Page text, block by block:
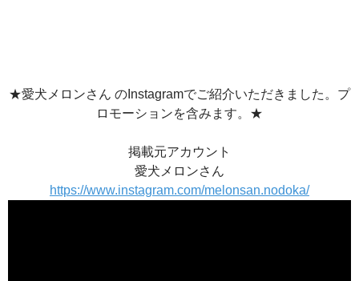
★愛犬メロンさん のInstagramでご紹介いただきました。プ
ロモーションを含みます。★
掲載元アカウント
愛犬メロンさん
https://www.instagram.com/melonsan.nodoka/